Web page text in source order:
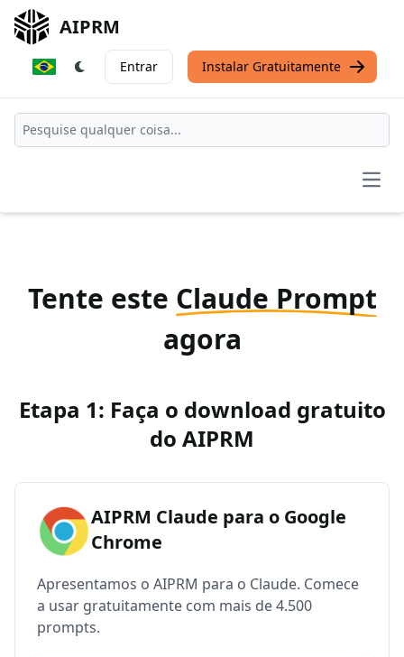
AIPRM
Entrar Instalar Gratuitamente
Tente este Claude Prompt
agora
Etapa 1: Faça o download gratuito
do AIPRM
AIPRM Claude para o Google
Chrome
Apresentamos o AIPRM para o Claude. Comece
a usar gratuitamente com mais de 4.500
prompts.